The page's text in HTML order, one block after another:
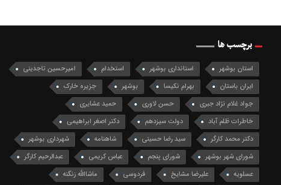
برچسب ها
استان بوشهر استانداری بوشهر استخدام
امیرحسین تاجدینی
ایران باستان
بهرام نکیسا بوشهر
جزیره خارک
جواد غلام نژاد جبری
حسن لاوری
حمید عشایری
خاطرات ظلم آباد
دولت سیزدهم
دکتر اصغر ابراهیمی
دکتر محمد کارگر
سید رضا حسینی شاهنامه
شهرداری بوشهر
شورای شهر بوشهر
شورای پنجم عباس کریمی
عبدالرحیم کارگر
عسلویه
علیرضا مشایخ فردوسی
ماشاالله زنگنه